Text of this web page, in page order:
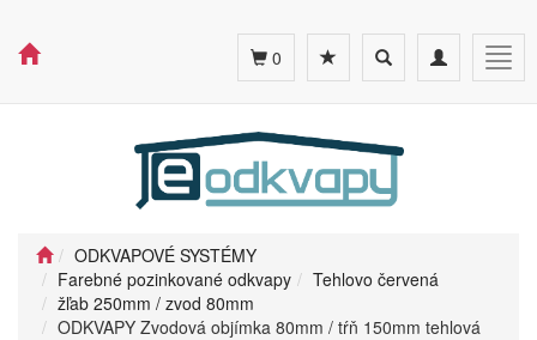
Toggle
navigation
Toggle
search
0
ODKVAPOVÉ SYSTÉMY
Farebné pozinkované odkvapy
Tehlovo červená
žľab 250mm / zvod 80mm
ODKVAPY Zvodová objímka 80mm / tŕň 150mm tehlová